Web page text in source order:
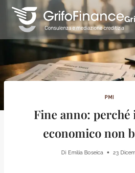
contenuto
PMI
Fine anno:
economico non
Di Emilia Boseica 23